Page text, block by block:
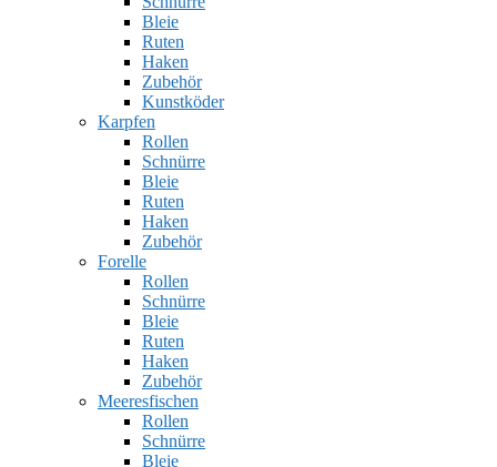
Bleie
Ruten
Haken
Zubehör
Kunstköder
Karpfen
Rollen
Schnürre
Bleie
Ruten
Haken
Zubehör
Forelle
Rollen
Schnürre
Bleie
Ruten
Haken
Zubehör
Meeresfischen
Rollen
Schnürre
Bleie